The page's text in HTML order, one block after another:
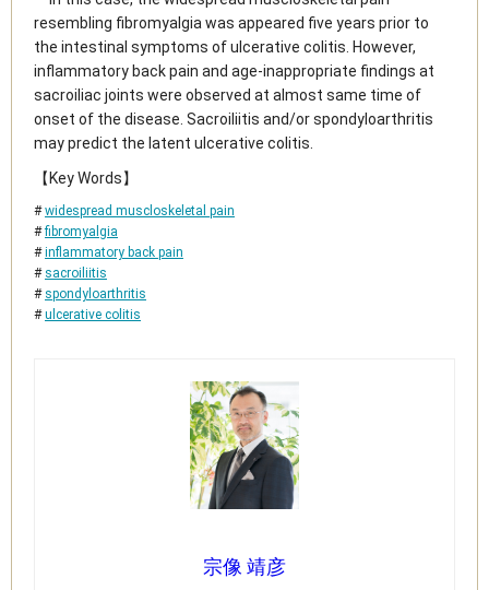
resembling fibromyalgia was appeared five years prior to
the intestinal symptoms of ulcerative colitis. However,
inflammatory back pain and age-inappropriate findings at
sacroiliac joints were observed at almost same time of
onset of the disease. Sacroiliitis and/or spondyloarthritis
may predict the latent ulcerative colitis.
【Key Words】
#widespread muscloskeletal pain
#fibromyalgia
#inflammatory back pain
# sacroiliitis
# spondyloarthritis
#ulcerative colitis
宗像 靖彦